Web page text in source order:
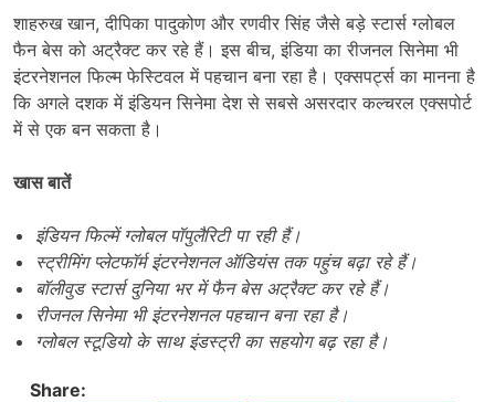
शाहरुख खान, दीपिका पादुकोण और रणवीर सिंह जैसे बड़े स्टार्स ग्लोबल
फैन बेस को अट्रैक्ट कर रहे हैं। इस बीच, इंडिया का रीजनल सिनेमा भी
इंटरनेशनल फिल्म फेस्टिवल में पहचान बना रहा है। एक्सपर्ट्स का मानना ​​है
कि अगले दशक में इंडियन सिनेमा देश से सबसे असरदार कल्चरल एक्सपोर्ट
में से एक बन सकता है।
खास बातें
इंडियन फिल्में ग्लोबल पॉपुलैरिटी पा रही हैं।
स्ट्रीमिंग प्लेटफॉर्म इंटरनेशनल ऑडियंस तक पहुंच बढ़ा रहे हैं।
बॉलीवुड स्टार्स दुनिया भर में फैन बेस अट्रैक्ट कर रहे हैं।
रीजनल सिनेमा भी इंटरनेशनल पहचान बना रहा है।
ग्लोबल स्टूडियो के साथ इंडस्ट्री का सहयोग बढ़ रहा है।
Share: